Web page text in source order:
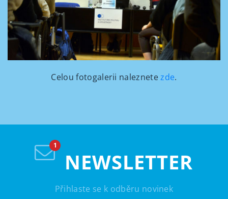
Celou fotogalerii naleznetezde.
NEWSLETTER
Přihlaste se k odběru novinek